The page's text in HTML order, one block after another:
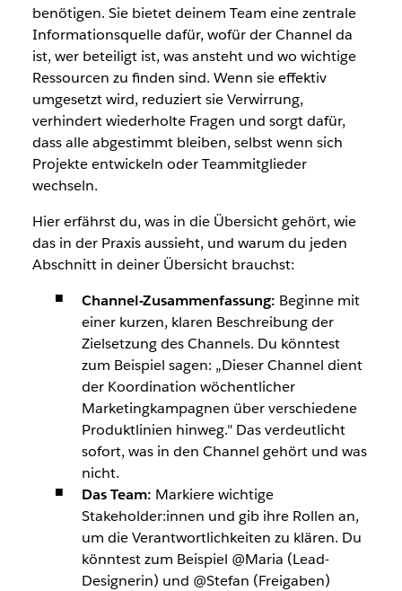
benötigen. Sie bietet deinem Team eine zentrale
Informationsquelle dafür, wofür der Channel da
ist, wer beteiligt ist, was ansteht und wo wichtige
Ressourcen zu finden sind. Wenn sie effektiv
umgesetzt wird, reduziert sie Verwirrung,
verhindert wiederholte Fragen und sorgt dafür,
dass alle abgestimmt bleiben, selbst wenn sich
Projekte entwickeln oder Teammitglieder
wechseln.
Hier erfährst du, was in die Übersicht gehört, wie
das in der Praxis aussieht, und warum du jeden
Abschnitt in deiner Übersicht brauchst:
Channel-Zusammenfassung: Beginne mit
einer kurzen, klaren Beschreibung der
Zielsetzung des Channels. Du könntest
zum Beispiel sagen: „Dieser Channel dient
der Koordination wöchentlicher
Marketingkampagnen über verschiedene
Produktlinien hinweg." Das verdeutlicht
sofort, was in den Channel gehört und was
nicht.
Das Team: Markiere wichtige
Stakeholder:innen und gib ihre Rollen an,
um die Verantwortlichkeiten zu klären. Du
könntest zum Beispiel @Maria (Lead-
Designerin) und @Stefan (Freigaben)